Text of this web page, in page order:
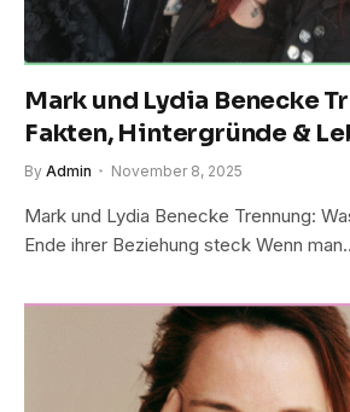
Mark und Lydia Benecke
Fakten, Hintergründe &
By Admin November 8, 2025
Mark und Lydia Benecke Trennung:
Ende ihrer Beziehung steck Wenn